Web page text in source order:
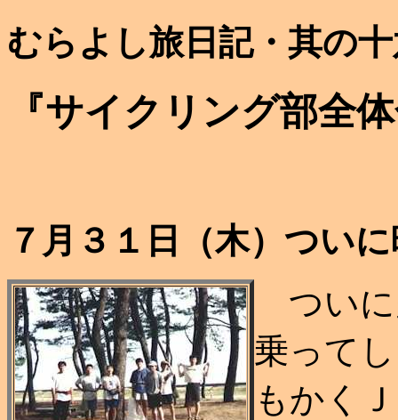
むらよし旅日記・其の
『サイクリング部全
７月３１日（木）つい
ついに
乗って
もかく